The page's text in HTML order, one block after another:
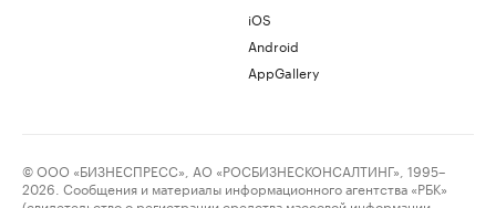
iOS
Android
AppGallery
© ООО «БИЗНЕСПРЕСС», АО «РОСБИЗНЕСКОНСАЛТИНГ», 1995–
2026. Сообщения и материалы информационного агентства «РБК»